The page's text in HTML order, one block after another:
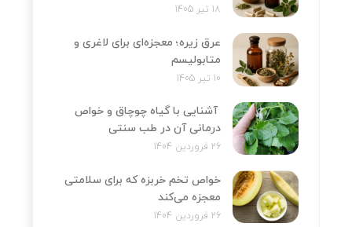
18 تیر 1405
عرق زیره؛ معجزه‌ای برای لاغری و
متابولیسم
10 تیر 1405
آشنایی با گیاه چوچاق و خواص
درمانی آن در طب سنتی
26 فروردین 1404
خواص تخم خربزه که برای سلامتی
معجزه می‌کند
26 فروردین 1404